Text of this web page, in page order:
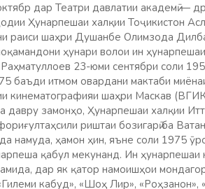
дар Театри давлатии академӣ —
Ҳунарпешаи халқии Тоҷикистон
раиси шаҳри Душанбе Олимзода
ҳунари волои ин
23-юми сентябри соли
баъди итмом овардани мактаби
кинематографияи шаҳри Маскав
давру замонҳо, Ҳунарпешаи халқии
риштаи бозигарӣ ба
намуда, ҳамон ҳин, яъне соли 1975
қабул мекунанд. Ин
дар як қатор намоишҳои
кабуд», «Шоҳ Лир»,